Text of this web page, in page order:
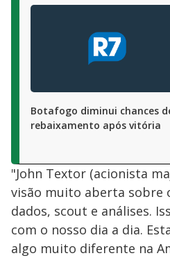
Botafogo diminui chances
rebaixamento após vitória
"John Textor (acionista
visão muito aberta sobre
dados, scout e análises.
com o nosso dia a dia.
algo muito diferente na